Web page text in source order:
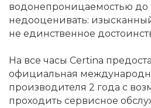
водонепроницаемостью до
недооценивать:
не единственное
На все часы Certina
официальная
производителя 2 года с
проходить сервисное